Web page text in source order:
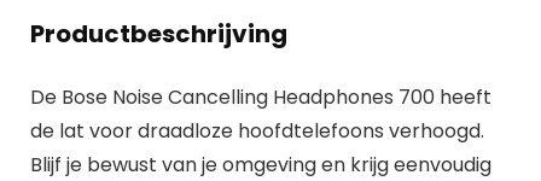
Productbeschrijving
De Bose Noise Cancelling Headphones 700 heeft
de lat voor draadloze hoofdtelefoons verhoogd.
Blijf je bewust van je omgeving en krijg eenvoudig